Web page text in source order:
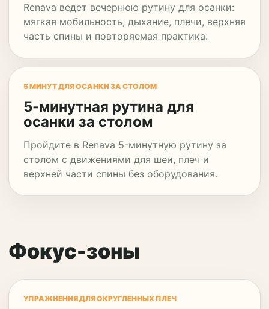
Renava ведет вечернюю рутину для осанки:
мягкая мобильность, дыхание, плечи, верхняя
часть спины и повторяемая практика.
5 МИНУТ ДЛЯ ОСАНКИ ЗА СТОЛОМ
5-минутная рутина для
осанки за столом
Пройдите в Renava 5-минутную рутину за
столом с движениями для шеи, плеч и
верхней части спины без оборудования.
Фокус-зоны
УПРАЖНЕНИЯ ДЛЯ ОКРУГЛЕННЫХ ПЛЕЧ